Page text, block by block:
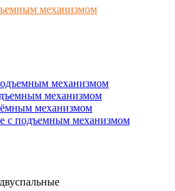
механизмом
механизмом
механизмом
механизмом
с подъемным механизмом